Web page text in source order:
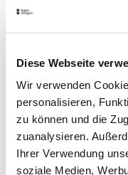
Diese Webseite
Wir verwenden
personalisieren,
zu können und die
zuanalysieren.
Ihrer Verwendung
soziale Medien,
Thursday
Sunday